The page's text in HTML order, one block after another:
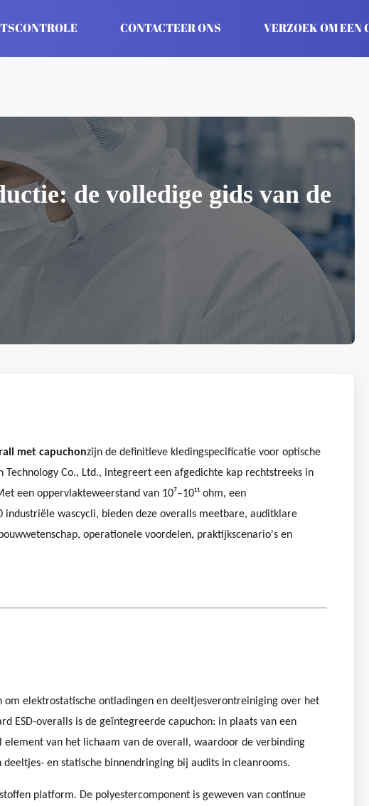
CONTACTEER ONS VERZOEK OM EEN
de volledige gids van de
met capuchonzijn de definitieve kledingspecificatie voor optische
Co., Ltd., integreert een afgedichte kap rechtstreeks in
een oppervlakteweerstand van 10⁷–10¹¹ ohm, een
wascycli, bieden deze overalls meetbare, auditklare
operationele voordelen, praktijkscenario's en
om elektrostatische ontladingen en deeltjesverontreiniging over het
ESD-overalls is de geïntegreerde capuchon: in plaats van een
element van het lichaam van de overall, waardoor de verbinding
en statische binnendringing bij audits in cleanrooms.
stoffen platform. De polyestercomponent is geweven van continue